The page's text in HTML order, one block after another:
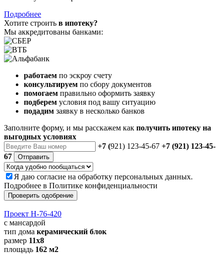
Подробнее
Хотите строить в ипотеку?
Мы аккредитованы банками:
работаем по эскроу счету
консультируем по сбору документов
помогаем правильно оформить заявку
подберем условия под вашу ситуацию
подадим заявку в несколько банков
Заполните форму, и мы расскажем как получить ипотеку на
выгодных условиях
+7 (921) 123-45-67 +7 (921) 123-45-
67
Отправить
Я даю согласие на обработку персональных данных.
Подробнее в Политике конфиденциальности
Проверить одобрение
Проект Н-76-420
с мансардой
тип дома керамический блок
размер 11х8
площадь 162 м2